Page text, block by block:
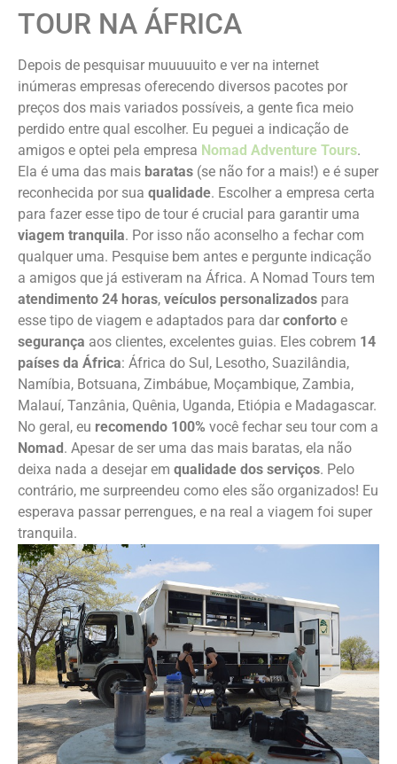
TOUR NA ÁFRICA
Depois de pesquisar muuuuuito e ver na internet
inúmeras empresas oferecendo diversos pacotes por
preços dos mais variados possíveis, a gente fica meio
perdido entre qual escolher. Eu peguei a indicação de
amigos e optei pela empresa Nomad Adventure Tours.
Ela é uma das mais baratas (se não for a mais!) e é super
reconhecida por sua qualidade. Escolher a empresa certa
para fazer esse tipo de tour é crucial para garantir uma
viagem tranquila. Por isso não aconselho a fechar com
qualquer uma. Pesquise bem antes e pergunte indicação
a amigos que já estiveram na África. A Nomad Tours tem
atendimento 24 horas, veículos personalizados para
esse tipo de viagem e adaptados para dar conforto e
segurança aos clientes, excelentes guias. Eles cobrem 14
países da África: África do Sul, Lesotho, Suazilândia,
Namíbia, Botsuana, Zimbábue, Moçambique, Zambia,
Malauí, Tanzânia, Quênia, Uganda, Etiópia e Madagascar.
No geral, eu recomendo 100% você fechar seu tour com a
Nomad . Apesar de ser uma das mais baratas, ela não
deixa nada a desejar em qualidade dos serviços. Pelo
contrário, me surpreendeu como eles são organizados! Eu
esperava passar perrengues, e na real a viagem foi super
tranquila.